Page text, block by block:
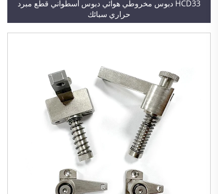
HCD33 دبوس مخروطي هوائي دبوس أسطواني قطع مبرد
حراري سبائك